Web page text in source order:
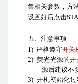
集相关参数，方
设置好后点击
五、注意事项
1) 严格遵守开关
2) 荧光光源的
源后建议不
3) 开机初始化